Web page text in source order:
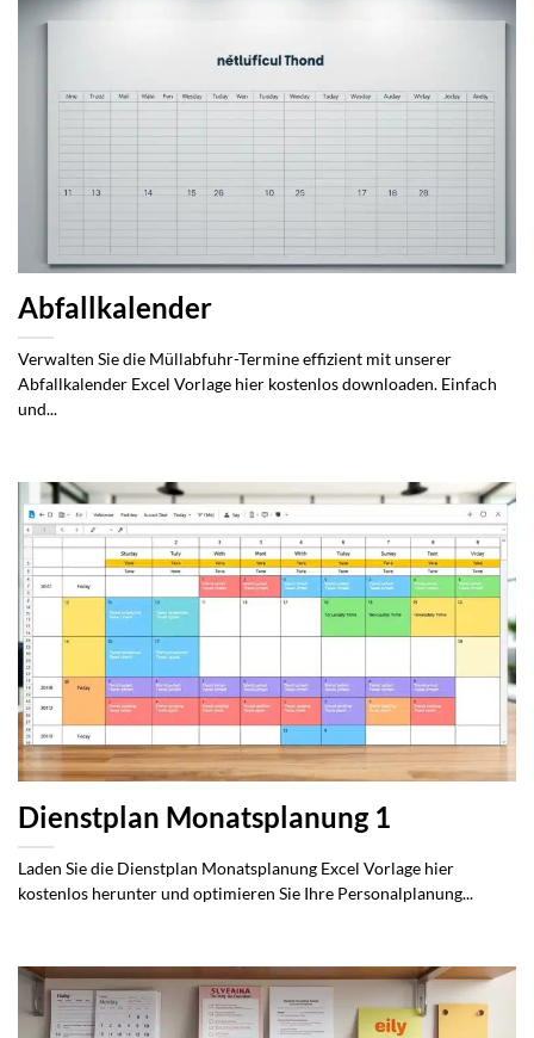
Abfallkalender
Verwalten Sie die Müllabfuhr-Termine effizient mit unserer
Abfallkalender Excel Vorlage hier kostenlos downloaden. Einfach
und...
Dienstplan Monatsplanung 1
Laden Sie die Dienstplan Monatsplanung Excel Vorlage hier
kostenlos herunter und optimieren Sie Ihre Personalplanung...